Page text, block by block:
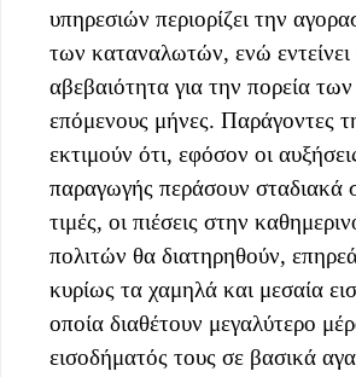
υπηρεσιών περιορίζει την
των καταναλωτών, ενώ εντείνει
αβεβαιότητα για την πορεία
επόμενους μήνες. Παράγοντες
εκτιμούν ότι, εφόσον οι
παραγωγής περάσουν σταδιακά
τιμές, οι πιέσεις στην
πολιτών θα διατηρηθούν,
κυρίως τα χαμηλά και μεσαία
οποία διαθέτουν μεγαλύτερο
εισοδήματός τους σε βασικά